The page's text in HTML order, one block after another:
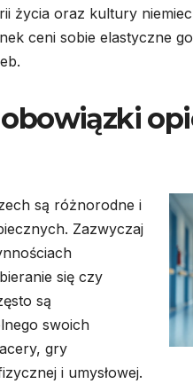
życia oraz kultury
ceni sobie elastyczne
są różnorodne i
Zazwyczaj
się czy
są
swoich
gry
i umysłowej.